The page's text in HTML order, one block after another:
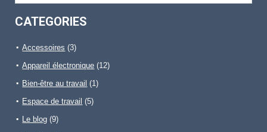
CATEGORIES
Accessoires (3)
Appareil électronique (12)
Bien-être au travail (1)
Espace de travail (5)
Le blog (9)